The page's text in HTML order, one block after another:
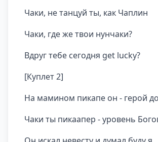
Чаки, не танцуй ты, как Чаплин
Чаки, где же твои нунчаки?
Вдруг тебе сегодня get lucky?
[Куплет 2]
На мамином пикапе он - герой
Чаки ты пикаапер - уровень